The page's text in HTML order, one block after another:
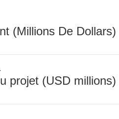
(Millions De Dollars)
projet (USD millions)